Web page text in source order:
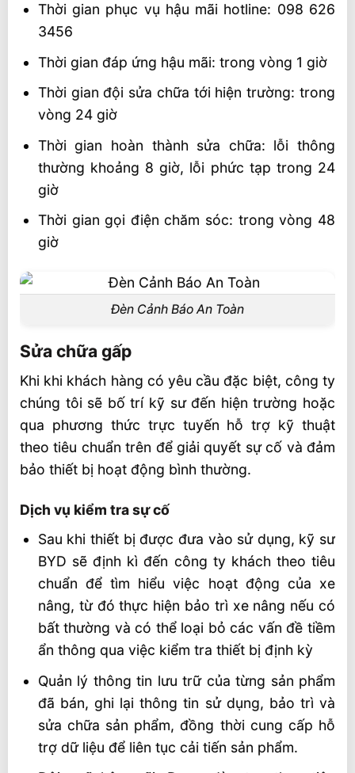
Thời gian phục vụ hậu mãi hotline: 098 626
3456
Thời gian đáp ứng hậu mãi: trong vòng 1 giờ
Thời gian đội sửa chữa tới hiện trường: trong
vòng 24 giờ
Thời gian hoàn thành sửa chữa: lỗi thông
thường khoảng 8 giờ, lỗi phức tạp trong 24
giờ
Thời gian gọi điện chăm sóc: trong vòng 48
giờ
Đèn Cảnh Báo An Toàn
Sửa chữa gấp
Khi khi khách hàng có yêu cầu đặc biệt, công ty
chúng tôi sẽ bố trí kỹ sư đến hiện trường hoặc
qua phương thức trực tuyến hỗ trợ kỹ thuật
theo tiêu chuẩn trên để giải quyết sự cố và đảm
bảo thiết bị hoạt động bình thường.
Dịch vụ kiểm tra sự cố
Sau khi thiết bị được đưa vào sử dụng, kỹ sư
BYD sẽ định kì đến công ty khách theo tiêu
chuẩn để tìm hiểu việc hoạt động của xe
nâng, từ đó thực hiện bảo trì xe nâng nếu có
bất thường và có thể loại bỏ các vấn đề tiềm
ẩn thông qua việc kiểm tra thiết bị định kỳ
Quản lý thông tin lưu trữ của từng sản phẩm
đã bán, ghi lại thông tin sử dụng, bảo trì và
sửa chữa sản phẩm, đồng thời cung cấp hỗ
trợ dữ liệu để liên tục cải tiến sản phẩm.